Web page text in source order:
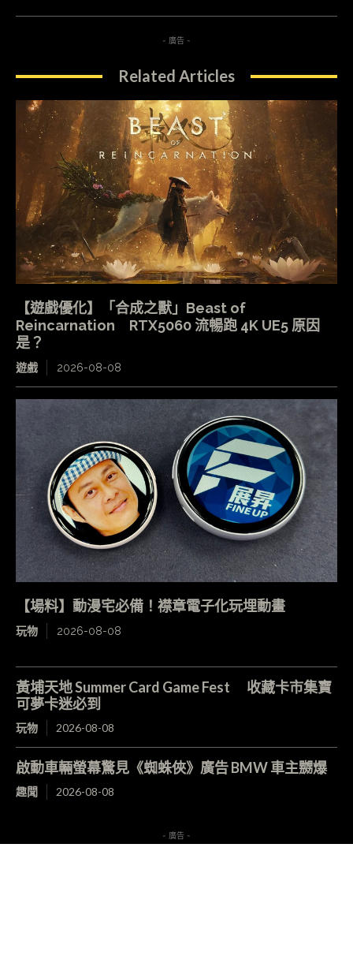
- 廣告 -
Related Articles
【遊戲優化】「合成之獸」Beast of
Reincarnation RTX5060 流暢跑 4K UE5 原因
是？
遊戲 2026-08-08
【場料】動漫宅必備！襟章電子化玩埋動畫
玩物 2026-08-08
黃埔天地 Summer Card Game Fest 收藏卡市集寶
可夢卡迷必到
玩物 2026-08-08
啟動車輛螢幕驚見《蜘蛛俠》廣告 BMW 車主嬲爆
趣聞 2026-08-08
- 廣告 -